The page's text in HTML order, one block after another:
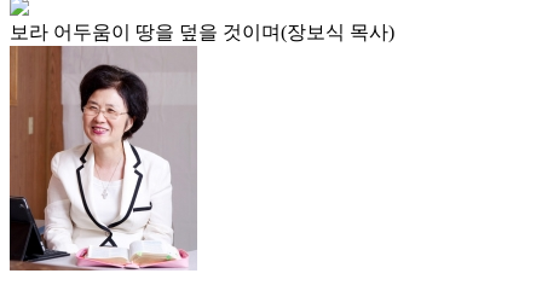
보라 어두움이 땅을 덮을 것이며(장보식 목사)